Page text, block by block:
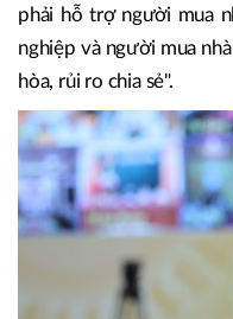
Các ngân hàng
nghiệp, người dân, tạo
giản hoá các thủ tục
liệu dân cư trong quản
phải hỗ trợ người mua
nghiệp và người mua
hòa, rủi ro chia sẻ".